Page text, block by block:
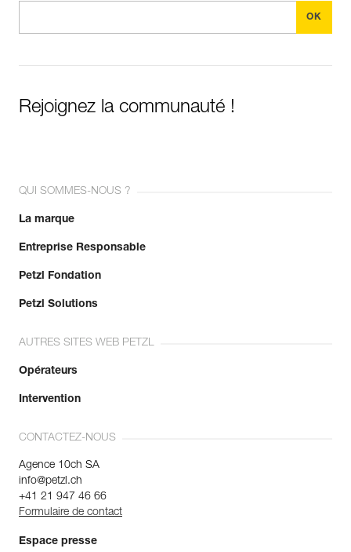
Rejoignez la communauté !
QUI SOMMES-NOUS ?
La marque
Entreprise Responsable
Petzl Fondation
Petzl Solutions
AUTRES SITES WEB PETZL
Opérateurs
Intervention
CONTACTEZ-NOUS
Agence 10ch SA
info@petzl.ch
+41 21 947 46 66
Formulaire de contact
Espace presse